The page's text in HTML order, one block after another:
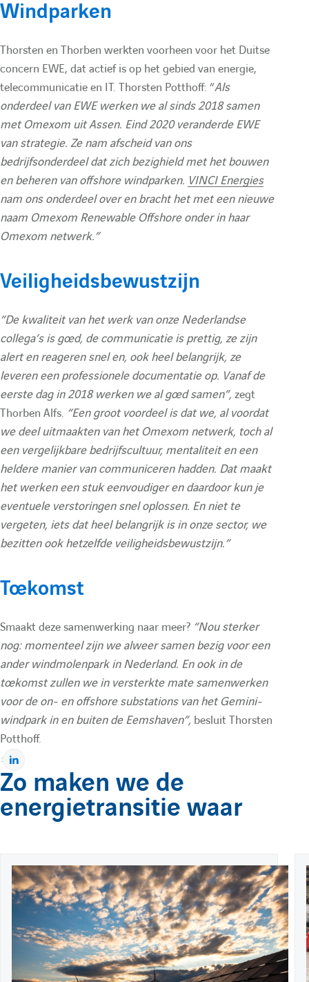
Windparken
Thorsten en Thorben werkten voorheen voor het Duitse
concern EWE, dat actief is op het gebied van energie,
telecommunicatie en IT. Thorsten Potthoff: “Als
onderdeel van EWE werken we al sinds 2018 samen
met Omexom uit Assen. Eind 2020 veranderde EWE
van strategie. Ze nam afscheid van ons
bedrijfsonderdeel dat zich bezighield met het bouwen
en beheren van offshore windparken. VINCI Energies
nam ons onderdeel over en bracht het met een nieuwe
naam Omexom Renewable Offshore onder in haar
Omexom netwerk.”
Veiligheidsbewustzijn
“De kwaliteit van het werk van onze Nederlandse
collega’s is goed, de communicatie is prettig, ze zijn
alert en reageren snel en, ook heel belangrijk, ze
leveren een professionele documentatie op. Vanaf de
eerste dag in 2018 werken we al goed samen”, zegt
Thorben Alfs. “Een groot voordeel is dat we, al voordat
we deel uitmaakten van het Omexom netwerk, toch al
een vergelijkbare bedrijfscultuur, mentaliteit en een
heldere manier van communiceren hadden. Dat maakt
het werken een stuk eenvoudiger en daardoor kun je
eventuele verstoringen snel oplossen. En niet te
vergeten, iets dat heel belangrijk is in onze sector, we
bezitten ook hetzelfde veiligheidsbewustzijn.”
Toekomst
Smaakt deze samenwerking naar meer? “Nou sterker
nog: momenteel zijn we alweer samen bezig voor een
ander windmolenpark in Nederland. En ook in de
toekomst zullen we in versterkte mate samenwerken
voor de on- en offshore substations van het Gemini-
windpark in en buiten de Eemshaven”, besluit Thorsten
Potthoff.
cookies « Réseaux sociaux et services tiers ».
Paramétrer les cookies
:
P
a
r
t
e
r
s
r
i
Zo maken we de
energietransitie waar
P
u
b
17 juli 2026
E
x
a
l
i
l
t
r
i
t